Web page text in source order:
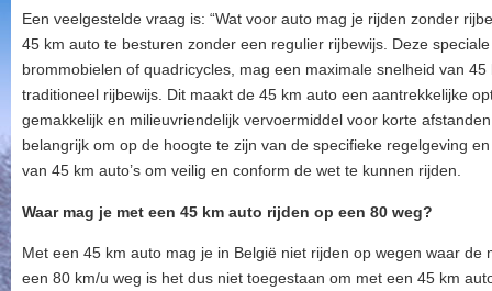
Een veelgestelde vraag is: “Wat voor auto mag je rijden zonder
45 km auto te besturen zonder een regulier rijbewijs. Deze
brommobielen of quadricycles, mag een maximale snelheid van
traditioneel rijbewijs. Dit maakt de 45 km auto een aantrekkelijke
gemakkelijk en milieuvriendelijk vervoermiddel voor korte
belangrijk om op de hoogte te zijn van de specifieke regelgeving
van 45 km auto’s om veilig en conform de wet te kunnen rijden.
Waar mag je met een 45 km auto rijden op een 80 weg?
Met een 45 km auto mag je in België niet rijden op wegen waar
een 80 km/u weg is het dus niet toegestaan om met een 45 km